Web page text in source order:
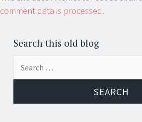
comment data is processed.
Search this old blog